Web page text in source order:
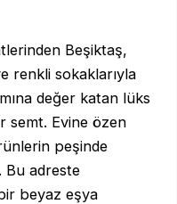
Beşiktaş,
renkli sokaklarıyla
değer katan lüks
semt. Evine özen
peşinde
Bu adreste
beyaz eşya